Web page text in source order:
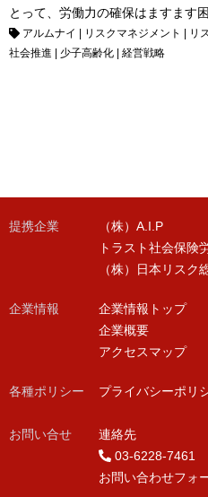
とって、労働力の確保はますます
アルムナイ リスクマネジメント リ
社会推進
少子高齢化 経営戦略
提携企業
（株）A.I.P
トラスト社会保険
（株）日本リスク
企業情報
企業情報トップ
企業概要
アクセスマップ
各種ポリシー
お問い合せ
プライバシーポリ
連絡先
03-6228-7461
お問い合わせフォ